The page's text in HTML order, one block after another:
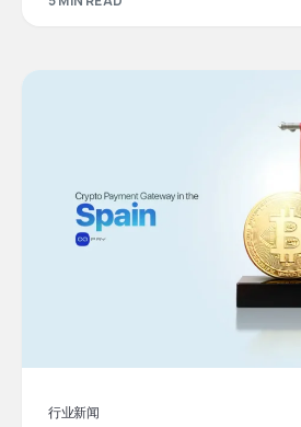
行业新闻